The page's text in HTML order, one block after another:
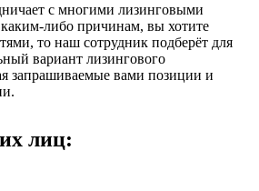
с многими лизинговыми
либо причинам, вы хотите
то наш сотрудник подберёт для
вариант лизингового
запрашиваемые вами позиции и
лиц: